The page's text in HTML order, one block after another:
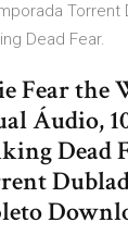
Torrent
Dead Fear.
Fear
Áudio,
Dead